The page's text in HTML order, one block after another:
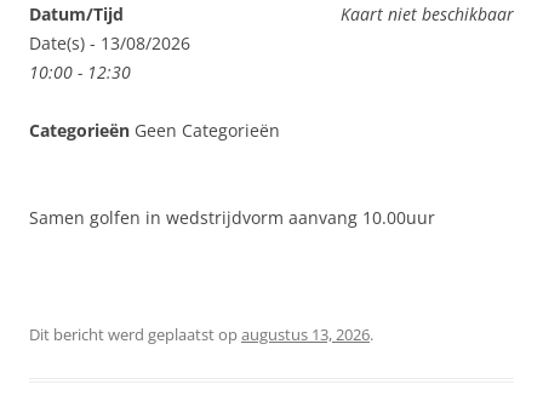
Kaart niet beschikbaar
Datum/Tijd
Date(s) - 13/08/2026
10:00 - 12:30
Categorieën Geen Categorieën
Samen golfen in wedstrijdvorm aanvang 10.00uur
Dit bericht werd geplaatst opaugustus 13, 2026.